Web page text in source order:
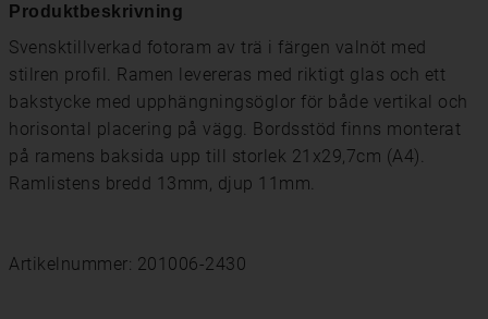
Produktbeskrivning
Svensktillverkad fotoram av trä i färgen valnöt med
stilren profil. Ramen levereras med riktigt glas och ett
bakstycke med upphängningsöglor för både vertikal och
horisontal placering på vägg. Bordsstöd finns monterat
på ramens baksida upp till storlek 21x29,7cm (A4).
Ramlistens bredd 13mm, djup 11mm.
Artikelnummer: 201006-2430